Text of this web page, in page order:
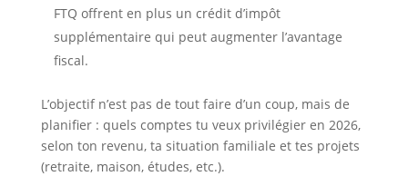
FTQ offrent en plus un crédit d’impôt
supplémentaire qui peut augmenter l’avantage
fiscal.
L’objectif n’est pas de tout faire d’un coup, mais de
planifier : quels comptes tu veux privilégier en 2026,
selon ton revenu, ta situation familiale et tes projets
(retraite, maison, études, etc.).